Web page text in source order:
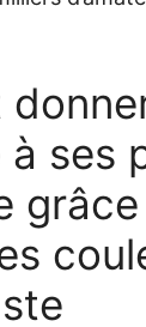
ses
grâce